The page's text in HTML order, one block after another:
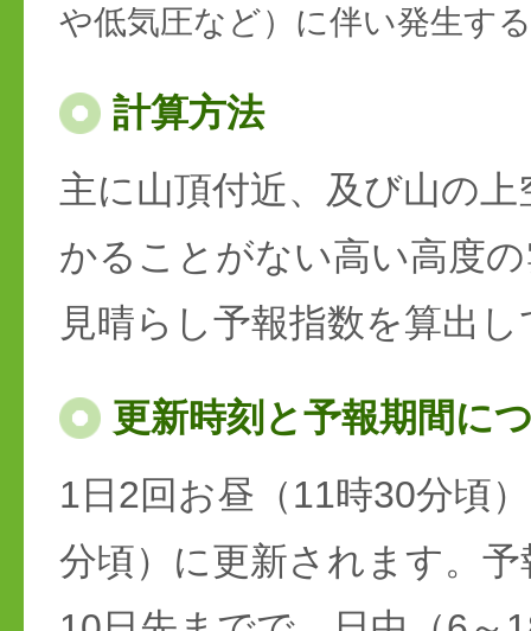
や低気圧など）に伴い発生す
計算方法
主に山頂付近、及び山の
かることがない高い高度
見晴らし予報指数を算出
更新時刻と予報期間に
1日2回お昼（11時30分頃
分頃）に更新されます。